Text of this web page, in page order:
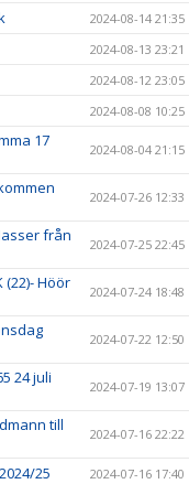
2024-08-14 21:35
2024-08-13 23:21
2024-08-12 23:05
2024-08-08 10:25
17
2024-08-04 21:15
2024-07-26 12:33
från
2024-07-25 22:45
Höör
2024-07-24 18:48
2024-07-22 12:50
24 juli
2024-07-19 13:07
till
2024-07-16 22:22
25 2024-07-16 17:40